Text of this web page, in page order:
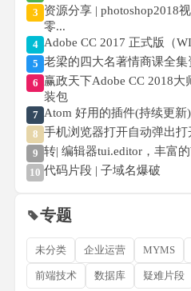
3 资源分享 | photoshop2018
零...
4 Adobe CC 2017 正式版（
5 老梁的四大名著情商课全集
6 赢政天下Adobe CC 2018
装包
7 Atom 好用的插件(持续更新)
8 手机浏览器打开自动弹出打
9 转| 编辑器tui.editor，丰富
10 代码片段 | 子域名爆破
专题
未分类 企业运营 MYMS
前端技术 数据库 疑难片段